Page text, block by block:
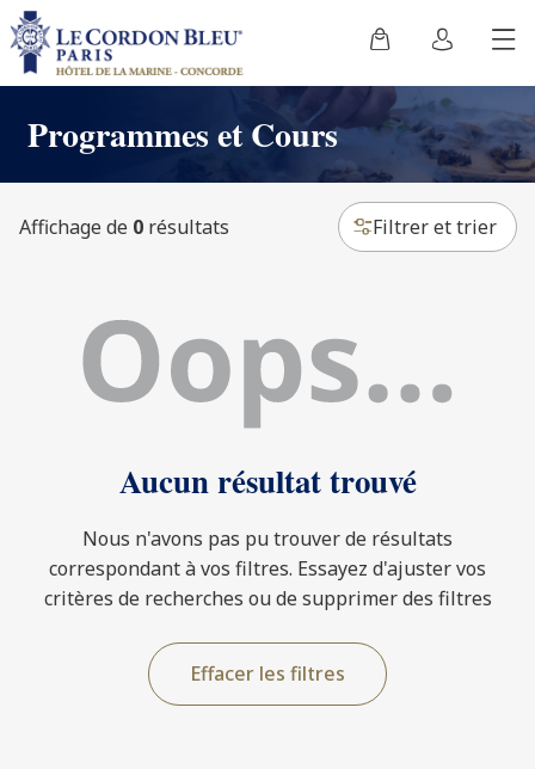
Programmes et Cours
Affichage de 0résultats Filtrer et trier
Aucun résultat trouvé
Nous n'avons pas pu trouver de résultats
correspondant à vos filtres. Essayez d'ajuster vos
critères de recherches ou de supprimer des filtres
Effacer les filtres